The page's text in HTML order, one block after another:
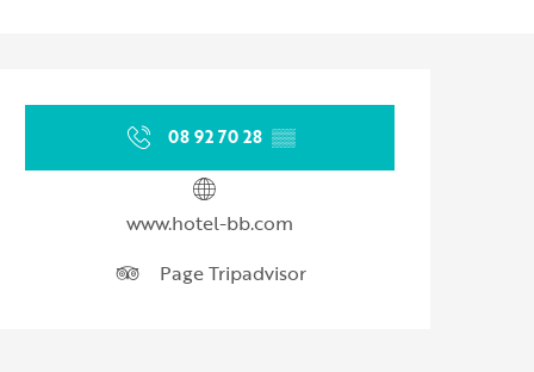
et coordonnées
08 92 70 28 ▒▒
www.hotel-bb.com
Page Tripadvisor